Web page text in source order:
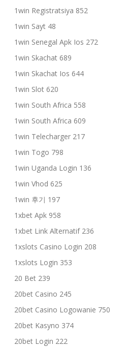
1win Registratsiya 852
1win Sayt 48
1win Senegal Apk Ios 272
1win Skachat 689
1win Skachat Ios 644
1win Slot 620
1win South Africa 558
1win South Africa 609
1win Telecharger 217
1win Togo 798
1win Uganda Login 136
1win Vhod 625
1win 후기 197
1xbet Apk 958
1xbet Link Alternatif 236
1xslots Casino Login 208
1xslots Login 353
20 Bet 239
20bet Casino 245
20bet Casino Logowanie 750
20bet Kasyno 374
20bet Login 222